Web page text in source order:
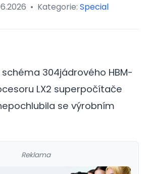
• Kategorie: Special
304jádrového HBM-
LX2 superpočítače
se výrobním
Reklama